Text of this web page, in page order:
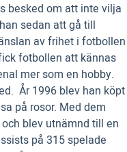
besked om att inte vilja
sedan att gå till
av frihet i fotbollen
fotbollen att kännas
mer som en hobby.
År 1996 blev han köpt
på rosor. Med dem
blev utnämnd till en
på 315 spelade